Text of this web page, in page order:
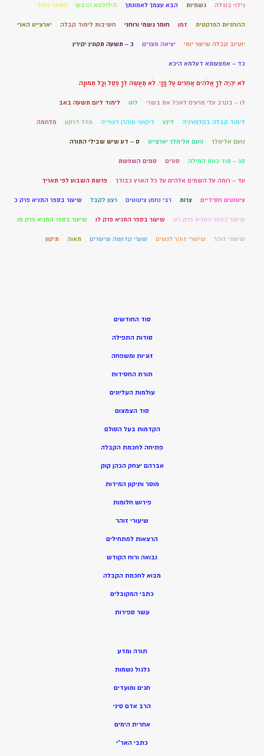
גילוי בנגלה גשמיות הבא עצמך לאמונתך הילולתא הרבש הסתר כפול
הרוחניות הפרקטית זמן חומר גשמי ורוחני חשיבות לימוד קבלה יארצייט הארי
יוטיוב קבלה שיעור יומי יציאה מצרים כ – תשעה תקונין יקירין
כד – אמצעותא דעלמא היכא
לֹא יִהְיֶה לְךָ אֱלֹהִים אֲחֵרִים עַל פָּנָי. לֹא תַעֲשֶׂה לְךָ פֶסֶל וְכָל תְּמוּנָה
לו – בקרב עלי מרעים לאכל את בשרי לוט לימוד ליום תשעה באב
לימוד קבלה בקלפורניה לינץ ליקוטי מוהרן לצפייה מזל דרקון מלחמה
נועם אלימלך נועם אלימלך יארצייט ס – דע שיש שבילי התורה
סג – סוד כונת המילה סורים סמים השפעות
עד – רומה על השמים אלהים על כל הארץ כבודך פרשת השבוע לפי תאריך
ציטוטים חסידיים צרות רבי נחמן ציטוטים רצון לקבל שיעור בספר התניא פרק כ
שיעור בספר התניא פרק כט שיעור בספר התניא פרק לו שיעור בספר התניא פרק מו
שיעורי זוהר שיעורי זוהר לנשים שערי קדושה שיעורים תאוה תיקון
סוד החודשים
סודות התפילה
זוגיות ומשפחה
תורת החסידות
עולמות העליונים
סוד הצמצום
הקדמות בעל הסולם
פתיחה לחכמת הקבלה
אברהם יצחק הכהן קוק
מוסר ותיקון המידות
פירוש חלומות
שיעורי זוהר
הרצאות למתחילים
נבואה ורוח הקודש
מבוא לחכמת הקבלה
כתבי המקובלים
עשר ספירות
תורה ומדע
גלגול נשמות
חגים ומועדים
הרב אדם סיני
אחרית הימים
כתבי האר”י